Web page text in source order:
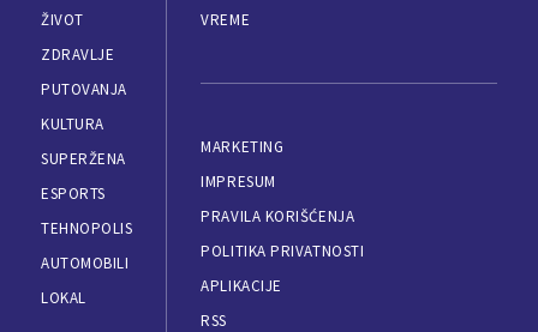
ŽIVOT
ZDRAVLJE
PUTOVANJA
KULTURA
SUPERŽENA
ESPORTS
TEHNOPOLIS
AUTOMOBILI
LOKAL
VREME
MARKETING
IMPRESUM
PRAVILA KORIŠĆENJA
POLITIKA PRIVATNOSTI
APLIKACIJE
RSS